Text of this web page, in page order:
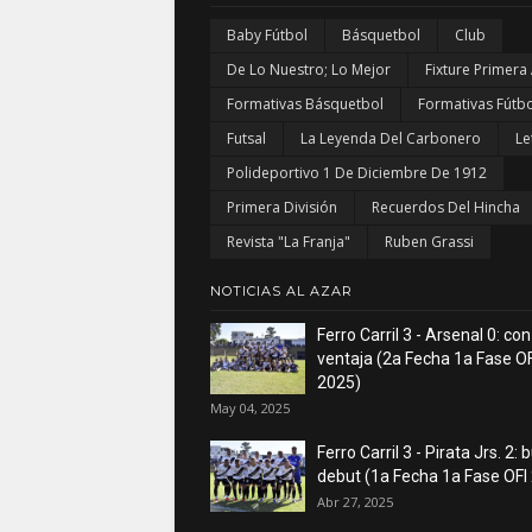
Baby Fútbol Básquetbol
Club
De Lo Nuestro; Lo Mejor
Fixture Primera
Formativas Básquetbol
Formativas
Futsal
La Leyenda Del Carbonero
Polideportivo 1 De Diciembre De 1912
Primera División
Recuerdos Del Hincha
Revista "La Franja"
Ruben Grassi
NOTICIAS AL AZAR
Ferro Carril 3 - Arsenal 0: con
ventaja (2a Fecha 1a Fase
2025)
May 04, 2025
Ferro Carril 3 - Pirata Jrs. 2:
debut (1a Fecha 1a Fase OFI
Abr 27, 2025